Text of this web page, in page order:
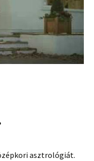
asztrológiát.